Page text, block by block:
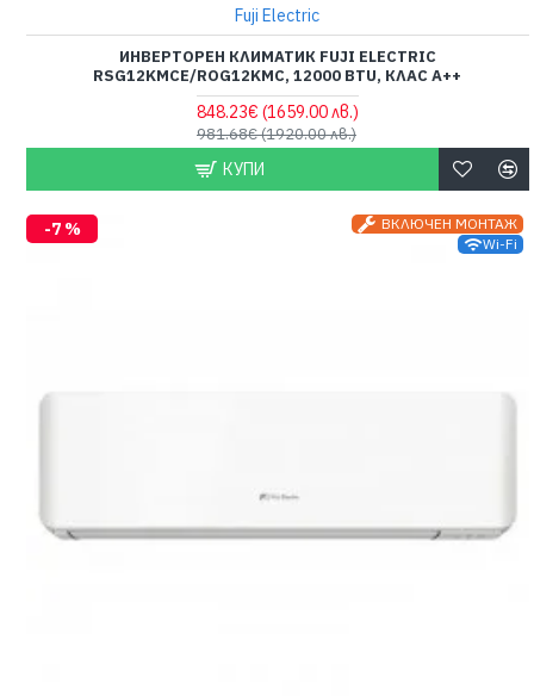
Fuji Electric
ИНВЕРТОРЕН КЛИМАТИК FUJI ELECTRIC
RSG12KMCE/ROG12KMC, 12000 BTU, КЛАС A++
848.23€ (1659.00 лв.)
981.68€(1920.00 лв.)
КУПИ
ВКЛЮЧЕН МОНТАЖ
Wi-Fi
-7 %